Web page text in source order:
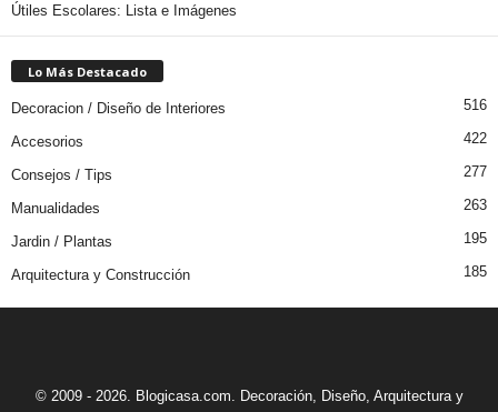
Útiles Escolares: Lista e Imágenes
Lo Más Destacado
Decoracion / Diseño de Interiores 516
Accesorios 422
Consejos / Tips 277
Manualidades 263
Jardin / Plantas 195
Arquitectura y Construcción 185
© 2009 - 2026. Blogicasa.com. Decoración, Diseño, Arquitectura y